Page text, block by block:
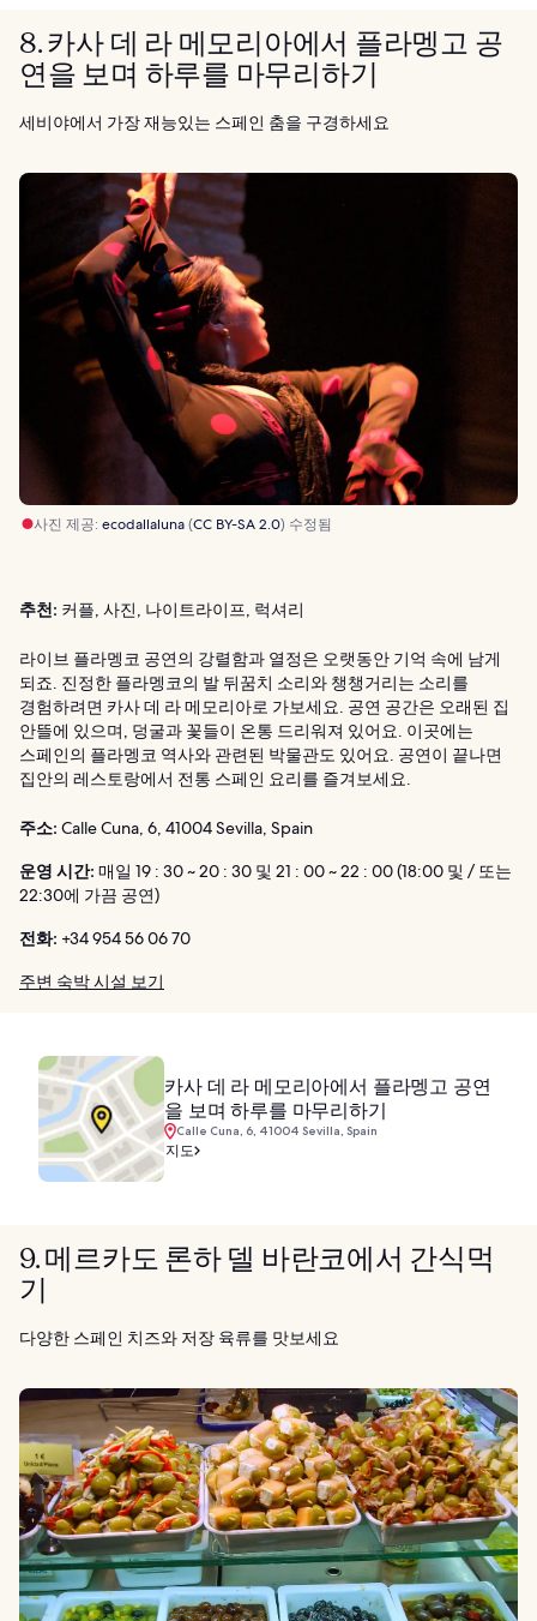
8. 카사 데 라 메모리아에서 플라멩고 공
연을 보며 하루를 마무리하기
세비야에서 가장 재능있는 스페인 춤을 구경하세요
사진 제공: ecodallaluna(CC BY-SA 2.0) 수정됨
추천: 커플, 사진, 나이트라이프, 럭셔리
라이브 플라멩코 공연의 강렬함과 열정은 오랫동안 기억 속에 남게
되죠. 진정한 플라멩코의 발 뒤꿈치 소리와 챙챙거리는 소리를
경험하려면 카사 데 라 메모리아로 가보세요. 공연 공간은 오래된 집
안뜰에 있으며, 덩굴과 꽃들이 온통 드리워져 있어요. 이곳에는
스페인의 플라멩코 역사와 관련된 박물관도 있어요. 공연이 끝나면
집안의 레스토랑에서 전통 스페인 요리를 즐겨보세요.
주소: Calle Cuna, 6, 41004 Sevilla, Spain
운영 시간: 매일 19 : 30 ~ 20 : 30 및 21 : 00 ~ 22 : 00 (18:00 및 / 또는
22:30에 가끔 공연)
전화: +34 954 56 06 70
주변 숙박 시설 보기
카사 데 라 메모리아에서 플라멩고 공연
을 보며 하루를 마무리하기
Calle Cuna, 6, 41004 Sevilla, Spain
지도
9. 메르카도 론하 델 바란코에서 간식먹
기
다양한 스페인 치즈와 저장 육류를 맛보세요